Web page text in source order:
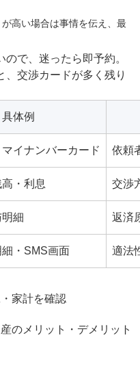
高い場合は事情を伝え、最
で、迷ったら即予約。
交渉カードが多く残り
具体例
イナンバーカード 依頼
・利息 交渉
細 返済
・SMS画面 適法
家計を確認
のメリット・デメリット